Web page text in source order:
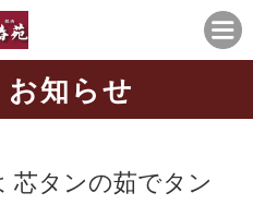
知らせ
芯タンの茹でタン